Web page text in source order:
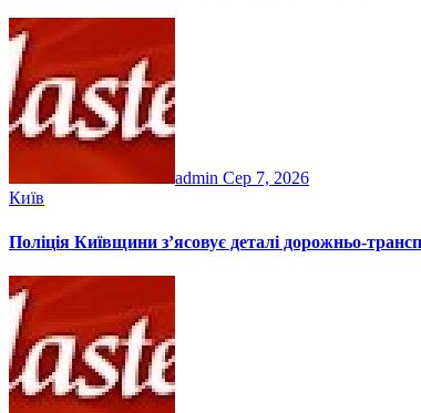
admin Сер 7, 2026
Київ
Поліція Київщини з’ясовує деталі дорожньо-